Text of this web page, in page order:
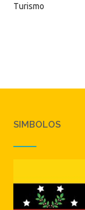
Turismo
SIMBOLOS